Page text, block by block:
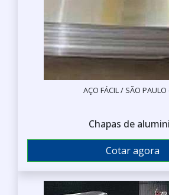
AÇO FÁCIL / SÃO PAULO
Chapas de
Cotar agora